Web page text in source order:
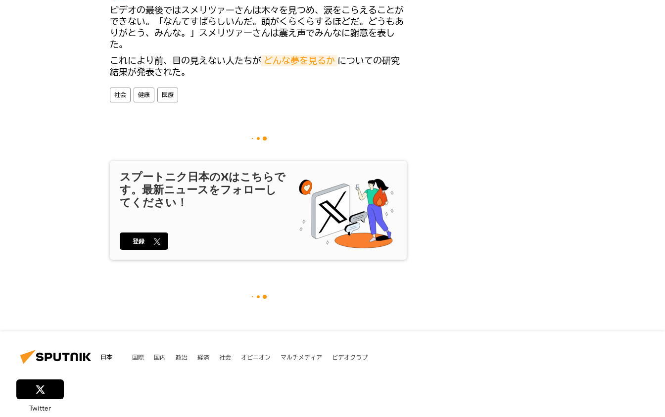
ビデオの最後ではスメリツァーさんは木々を見つめ、涙をこらえることが
できない。「なんてすばらしいんだ。頭がくらくらするほどだ。どうもあ
りがとう、みんな。」スメリツァーさんは震え声でみんなに謝意を表し
た。
これにより前、目の見えない人たちが どんな夢を見るか についての研究
結果が発表された。
社会 健康 医療
スプートニク日本のXはこちらで
す。最新ニュースをフォローし
てください！
登録
日本 国際 国内 政治 経済 社会 オピニオン マルチメディア ビデオクラブ
Twitter